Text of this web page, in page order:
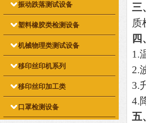
振动跌落测试设备
塑料橡胶类检测设备
机械物理类测试设备
移印丝印机系列
移印丝印加工类
口罩检测设备
三
质
1.
2.
3.
4.
五